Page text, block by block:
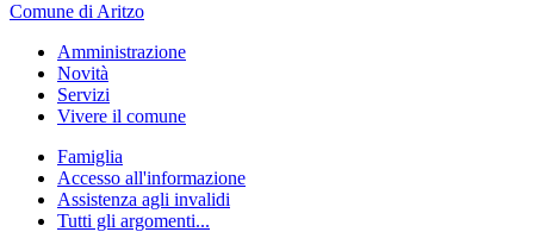
Comune di Aritzo
Amministrazione
Novità
Servizi
Vivere il comune
Famiglia
Accesso all'informazione
Assistenza agli invalidi
Tutti gli argomenti...